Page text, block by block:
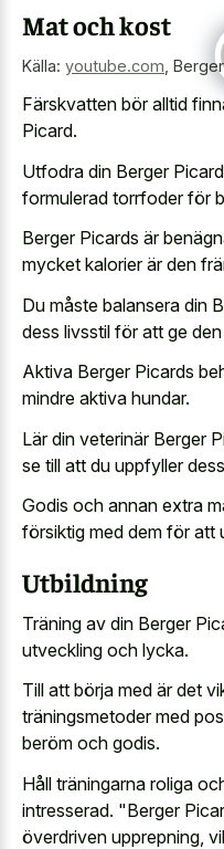
Mat och kost
Källa: youtube.com
Färskvatten bör alltid
Picard.
Utfodra din Berger
formulerad torrfoder för
Berger Picards är
mycket kalorier är den
Du måste balansera din
dess livsstil för att ge
Aktiva Berger Picards
mindre aktiva hundar.
Lär din veterinär Berger
se till att du uppfyller
Godis och annan extra
försiktig med dem för att
Utbildning
Träning av din Berger
utveckling och lycka.
Till att börja med är det
träningsmetoder med
beröm och godis.
Håll träningarna roliga
intresserad. "Berger
överdriven upprepning,